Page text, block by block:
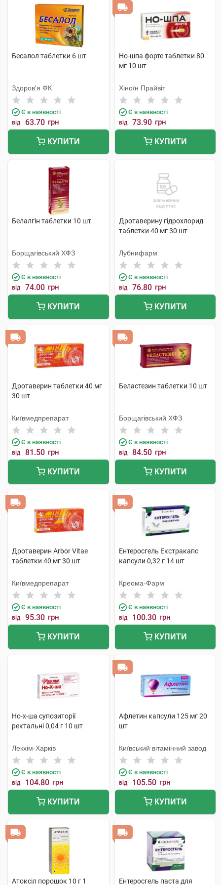
Бесалол таблетки 6 шт
Здоров'я ФК
Є в наявності
від 63.70 грн
КУПИТИ
Но-шпа форте таблетки 80
мг 10 шт
Хіноїн Прайвіт
Є в наявності
від 73.90 грн
КУПИТИ
Белалгін таблетки 10 шт
Борщагівський ХФЗ
Є в наявності
від 74.00 грн
КУПИТИ
Дротаверину гідрохлорид
таблетки 40 мг 30 шт
Лубнифарм
Є в наявності
від 76.80 грн
КУПИТИ
Дротаверин таблетки 40 мг
30 шт
Київмедпрепарат
Є в наявності
від 81.50 грн
КУПИТИ
Беластезин таблетки 10 шт
Борщагівський ХФЗ
Є в наявності
від 84.50 грн
КУПИТИ
Дротаверин Arbor Vitae
таблетки 40 мг 30 шт
Київмедпрепарат
Є в наявності
від 95.30 грн
КУПИТИ
Ентеросгель Екстракапс
капсули 0,32 г 14 шт
Креома-Фарм
Є в наявності
від 100.30 грн
КУПИТИ
Но-х-ша супозиторії
ректальні 0,04 г 10 шт
Лекхім-Харків
Є в наявності
від 104.80 грн
КУПИТИ
Афлетин капсули 125 мг 20
шт
Київський вітамінний завод
Є в наявності
від 105.50 грн
КУПИТИ
Атоксіл порошок 10 г 1 Ентеросгель паста для